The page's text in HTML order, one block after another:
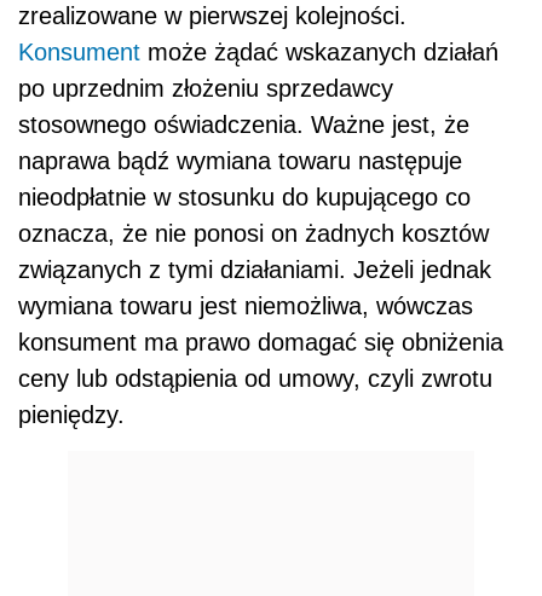
zrealizowane w pierwszej kolejności.
Konsument może żądać wskazanych działań
po uprzednim złożeniu sprzedawcy
stosownego oświadczenia. Ważne jest, że
naprawa bądź wymiana towaru następuje
nieodpłatnie w stosunku do kupującego co
oznacza, że nie ponosi on żadnych kosztów
związanych z tymi działaniami. Jeżeli jednak
wymiana towaru jest niemożliwa, wówczas
konsument ma prawo domagać się obniżenia
ceny lub odstąpienia od umowy, czyli zwrotu
pieniędzy.